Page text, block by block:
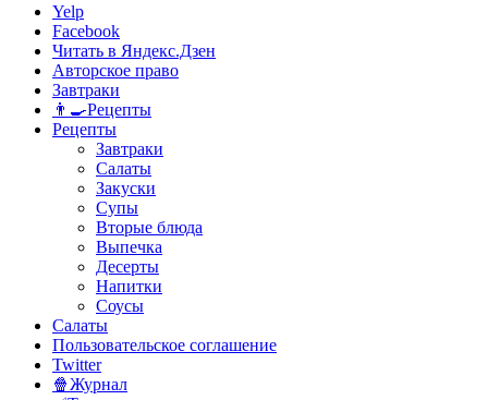
Yelp
Facebook
Читать в Яндекс.Дзен
Авторское право
Завтраки
👨‍🍳Рецепты
Рецепты
Завтраки
Салаты
Закуски
Супы
Вторые блюда
Выпечка
Десерты
Напитки
Соусы
Салаты
Пользовательское соглашение
Twitter
🍿Журнал